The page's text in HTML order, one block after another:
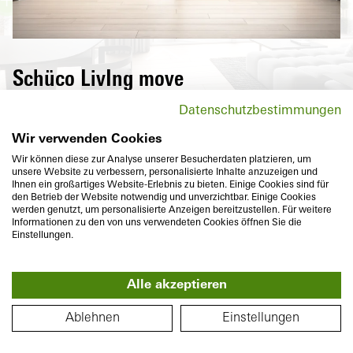
GRUNDRISS
Schüco LivIng move
Das Kunststoff-Schiebesystem Schüco
Energieeffizienz, Sicherheit und Design
individuelle Lösungen auf höchstem
Niveau. Es ist u.a. auch für den Einsatz als
Fenster mit Schiebefunktion konzipiert.
Bautiefe
159 / 82mm
Wärmedämmung
U bis 1,1W/(m²K)
Datenschutzbestimmungen
Wir verwenden Cookies
Wir können diese zur Analyse unserer Besucherdaten platzieren, um
unsere Website zu verbessern, personalisierte Inhalte anzuzeigen und
Ihnen ein großartiges Website-Erlebnis zu bieten. Einige Cookies sind für
den Betrieb der Website notwendig und unverzichtbar. Einige Cookies
werden genutzt, um personalisierte Anzeigen bereitzustellen. Für weitere
Informationen zu den von uns verwendeten Cookies öffnen Sie die
Einstellungen.
Alle akzeptieren
Ablehnen Einstellungen